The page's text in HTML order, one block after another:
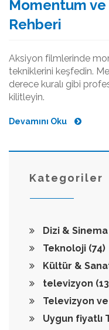
Momentum
Rehberi
Aksiyon filmlerinde
tekniklerini keşfedin.
derece kuralı gibi
kilitleyin.
Devamını Oku
Kategoriler
Dizi & Sinema
Teknoloji (74)
Kültür &
televizyon
Televizyon
Uygun fiyatlı